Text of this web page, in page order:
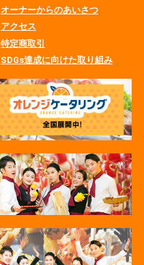
オーナーからのあいさつ
アクセス
特定商取引
SDGs達成に向けた取り組み